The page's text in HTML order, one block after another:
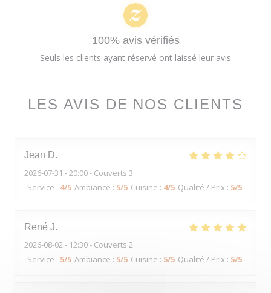
LES AVIS DE NOS CLIENTS
Jean D
2026-07-31 - 20:00 - Couverts 3
Service : 4/5 Ambiance : 5/5 Cuisine : 4/5 Qualité / Prix : 5/5
René J
2026-08-02 - 12:30 - Couverts 2
Service : 5/5 Ambiance : 5/5 Cuisine : 5/5 Qualité / Prix : 5/5
100% avis vérifiés
Seuls les clients ayant réservé ont laissé leur avis